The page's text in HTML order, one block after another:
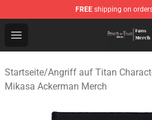
FREE shipping on
Open menu
Attack On Titan Store -
Startseite/Angriff auf Titan
Mikasa Ackerman Merch